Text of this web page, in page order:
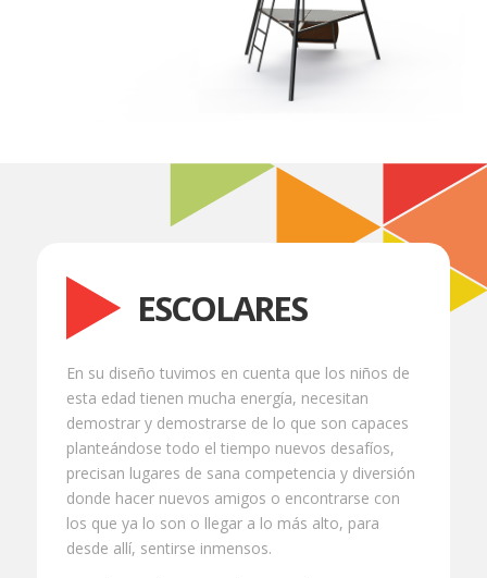
ESCOLARES
En su diseño tuvimos en cuenta que los niños de
esta edad tienen mucha energía, necesitan
demostrar y demostrarse de lo que son capaces
planteándose todo el tiempo nuevos desafíos,
precisan lugares de sana competencia y diversión
donde hacer nuevos amigos o encontrarse con
los que ya lo son o llegar a lo más alto, para
desde allí, sentirse inmensos.